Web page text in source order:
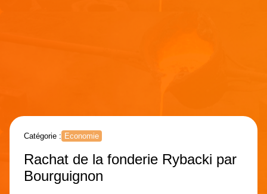
Catégorie : Economie
Rachat de la fonderie Rybacki par
Bourguignon